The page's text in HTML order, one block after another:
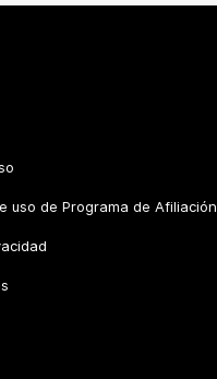
uso de Programa de Afiliación